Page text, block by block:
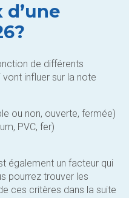
de différents
influer sur la note
ou non, ouverte, fermée)
PVC, fer)
également un facteur qui
pourrez trouver les
ces critères dans la suite